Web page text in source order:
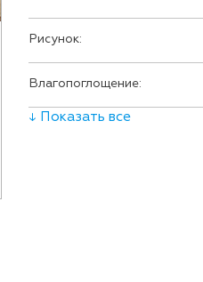
Рисунок:
Влагопоглощение:
↓ Показать все